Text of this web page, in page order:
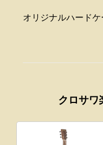
オリジナルハード
クロサワ